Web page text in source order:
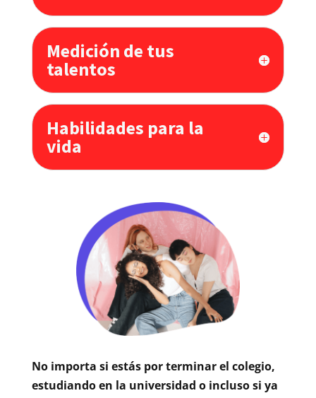
Medición de tus
talentos
Habilidades para la
vida
No importa si estás por terminar el colegio,
estudiando en la universidad o incluso si ya